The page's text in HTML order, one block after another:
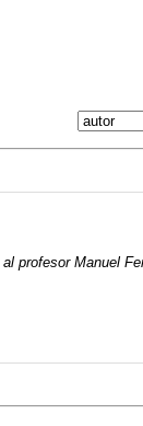
profesor Manuel